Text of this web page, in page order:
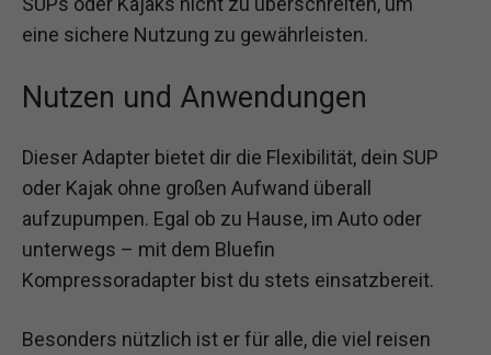
eine sichere Nutzung zu gewährleisten.
Nutzen und Anwendungen
Dieser Adapter bietet dir die Flexibilität, dein SUP
oder Kajak ohne großen Aufwand überall
aufzupumpen. Egal ob zu Hause, im Auto oder
unterwegs – mit dem Bluefin
Kompressoradapter bist du stets einsatzbereit.
Besonders nützlich ist er für alle, die viel reisen